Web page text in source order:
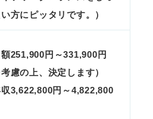
方にピッタリです。）
251,900円～331,900円
考慮の上、決定します）
円～4,822,800